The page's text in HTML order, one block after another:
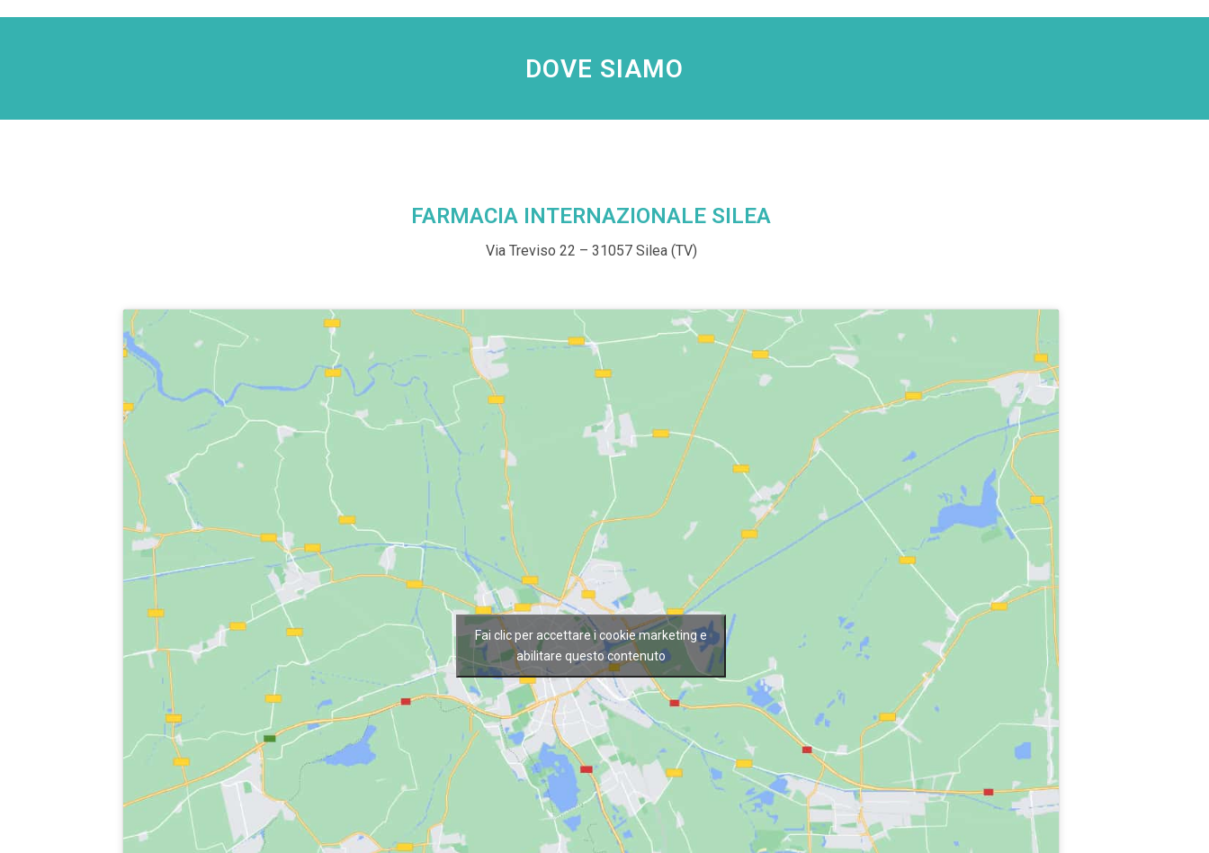
DOVE SIAMO
FARMACIA INTERNAZIONALE SILEA
Via Treviso 22 – 31057 Silea (TV)
Fai clic per accettare i cookie marketing e
abilitare questo contenuto